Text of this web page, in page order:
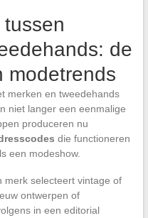
de
modetrends
merken en tweedehands
niet langer een eenmalige
produceren nu
die functioneren
een modeshow.
merk selecteert vintage of
ontwerpen of
in een editorial